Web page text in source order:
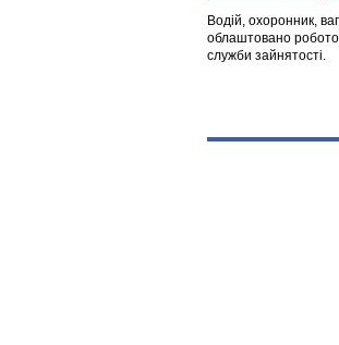
Водій, охоронник,
облаштовано
служби зайнятості.